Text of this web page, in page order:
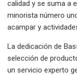
calidad y se suma a
minorista número
acampar y
La dedicación de
selección de
un servicio experto